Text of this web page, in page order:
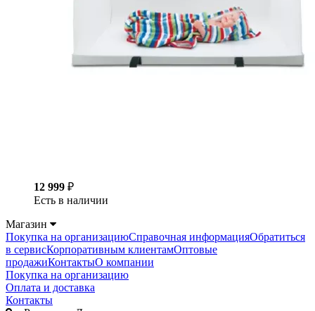
12 999 ₽
Есть в наличии
Магазин
Покупка на организациюСправочная информацияОбратиться
в сервисКорпоративным клиентамОптовые
продажиКонтактыО компании
Покупка на организацию
Оплата и доставка
Контакты